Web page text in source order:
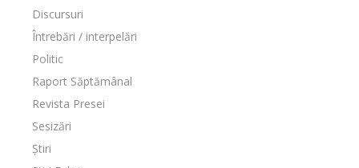
Discursuri
Întrebări / interpelări
Politic
Raport Săptămânal
Revista Presei
Sesizări
Știri